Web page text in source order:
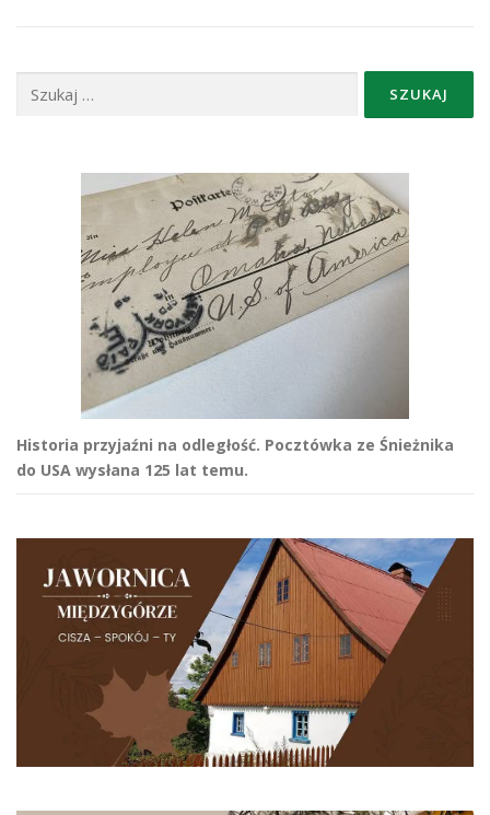
Historia przyjaźni na odległość. Pocztówka ze Śnieżnika
do USA wysłana 125 lat temu.